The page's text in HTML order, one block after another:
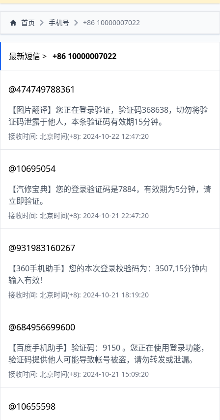
首页 手机号 +86 10000007022
最新短信 > +86 10000007022
@474749788361
【图片翻译】您正在登录验证，验证码368638，切勿将验
证码泄露于他人，本条验证码有效期15分钟。
接收时间: 北京时间(+8): 2024-10-22 12:47:20
@10695054
【汽修宝典】您的登录验证码是7884，有效期为5分钟，请
立即验证。
接收时间: 北京时间(+8): 2024-10-21 22:47:20
@931983160267
【360手机助手】您的本次登录校验码为：3507,15分钟内
输入有效！
接收时间: 北京时间(+8): 2024-10-21 18:19:20
@684956699600
【百度手机助手】验证码：9150 。您正在使用登录功能，
验证码提供他人可能导致帐号被盗，请勿转发或泄漏。
接收时间: 北京时间(+8): 2024-10-21 15:09:20
@10655598